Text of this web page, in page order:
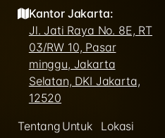
Kantor Jakarta:
Jl. Jati Raya No. 8E, RT
03/RW 10, Pasar
minggu, Jakarta
Selatan, DKI Jakarta,
12520
Tentang Untuk
Lokasi